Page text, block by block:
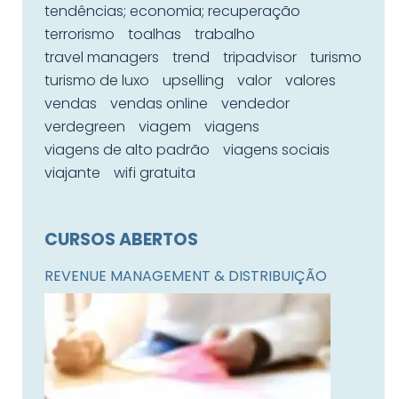
tendências; economia; recuperação
terrorismo
toalhas
trabalho
travel managers
trend tripadvisor
turismo
turismo de luxo
upselling valor
valores
vendas
vendas online
vendedor
verdegreen
viagem
viagens
viagens de alto padrão
viagens sociais
viajante
wifi gratuita
CURSOS ABERTOS
REVENUE MANAGEMENT & DISTRIBUIÇÃO